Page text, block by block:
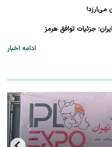
می‌ارزد!
جزئیات توافق هرمز
ادامه اخبار